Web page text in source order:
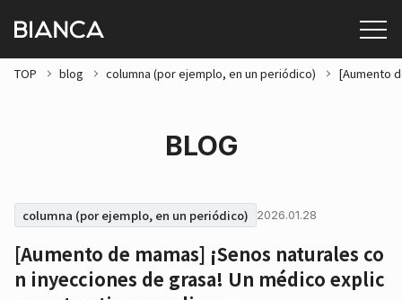
TOP blog columna (por ejemplo, en un periódico) [Aumento
BLOG
columna (por ejemplo, en un periódico) 2026.01.28
[Aumento de mamas] ¡Senos naturales co
n inyecciones de grasa! Un médico explic